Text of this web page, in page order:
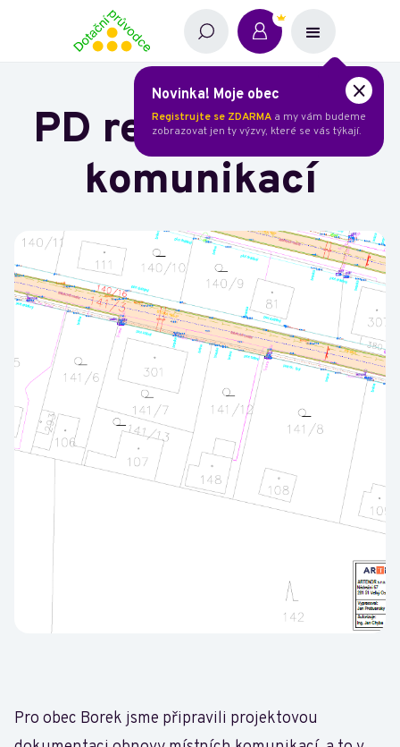
Novinka! Moje obec
Registrujte se ZDARMA a my vám budeme
zobrazovat jen ty výzvy, které se vás týkají.
PD rekonstrukce
komunikací
Pro obec Borek jsme připravili projektovou